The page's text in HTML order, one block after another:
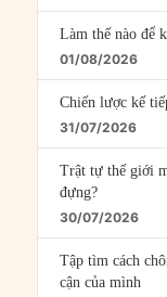
Làm thế nào để
01/08/2026
Chiến lược kế
31/07/2026
Trật tự thế giới
đựng?
30/07/2026
Tập tìm cách
cận của mình